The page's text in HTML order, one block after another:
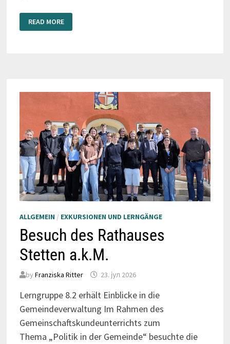
WALD
MIT
READ MORE
ALLGEMEIN / EXKURSIONEN UND LERNGÄNGE
Besuch des Rathauses
Stetten a.k.M.
by Franziska Ritter 23. јул 2026
Lerngruppe 8.2 erhält Einblicke in die
Gemeindeverwaltung Im Rahmen des
Gemeinschaftskundeunterrichts zum
Thema „Politik in der Gemeinde“ besuchte die